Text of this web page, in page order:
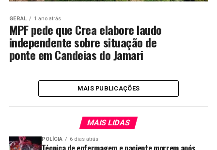
GERAL 1 ano atrás
MPF pede que Crea elabore laudo
independente sobre situação de
ponte em Candeias do Jamari
MAIS PUBLICAÇÕES
MAIS LIDAS
POLÍCIA 6 dias atrás